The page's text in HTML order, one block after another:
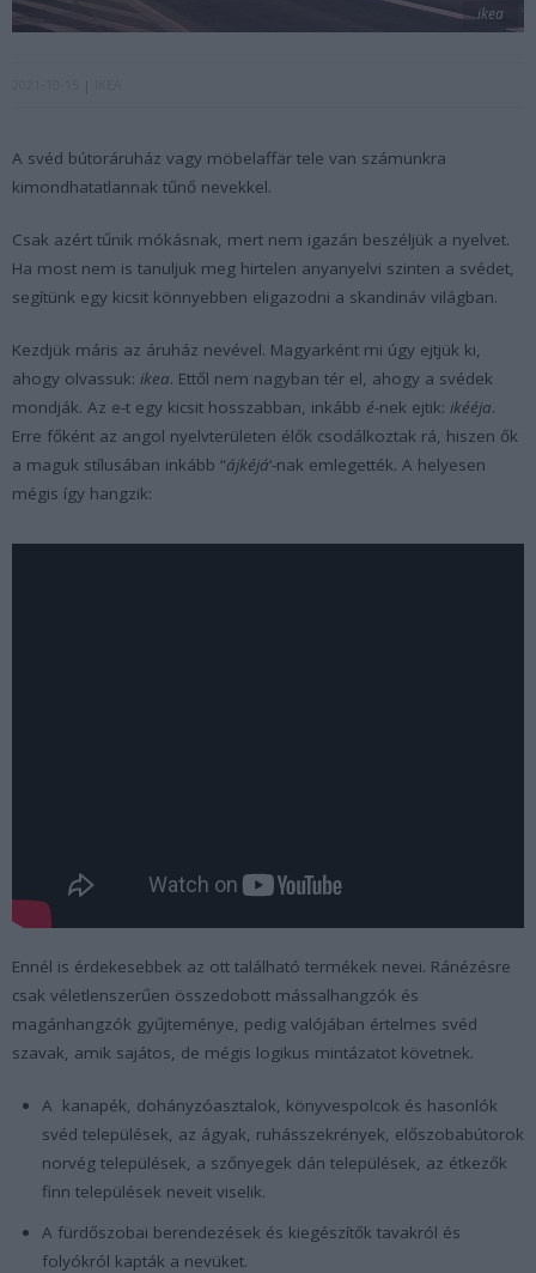
ikea
A svéd bútoráruház vagy möbelaffär tele van számunkra
kimondhatatlannak tűnő nevekkel.
Csak azért tűnik mókásnak, mert nem igazán beszéljük a nyelvet.
Ha most nem is tanuljuk meg hirtelen anyanyelvi szinten a svédet,
segítünk egy kicsit könnyebben eligazodni a skandináv világban.
Kezdjük máris az áruház nevével. Magyarként mi úgy ejtjük ki,
ahogy olvassuk: ikea. Ettől nem nagyban tér el, ahogy a svédek
mondják. Az e-t egy kicsit hosszabban, inkább é-nek ejtik: ikééja.
Erre főként az angol nyelvterületen élők csodálkoztak rá, hiszen ők
a maguk stílusában inkább “ájkéjá‘-nak emlegették. A helyesen
mégis így hangzik:
Ennél is érdekesebbek az ott található termékek nevei. Ránézésre
csak véletlenszerűen összedobott mássalhangzók és
magánhangzók gyűjteménye, pedig valójában értelmes svéd
szavak, amik sajátos, de mégis logikus mintázatot követnek.
A kanapék, dohányzóasztalok, könyvespolcok és hasonlók
svéd települések, az ágyak, ruhásszekrények, előszobabútorok
norvég települések, a szőnyegek dán települések, az étkezők
finn települések neveit viselik.
A fürdőszobai berendezések és kiegészítők tavakról és
folyókról kapták a nevüket.